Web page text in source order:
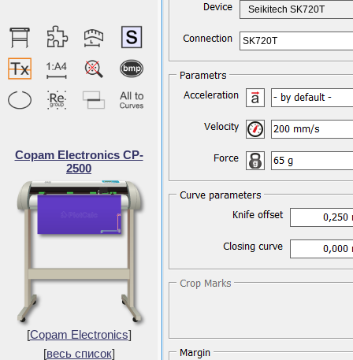
Copam Electronics CP-
2500
[Copam Electronics]
[весь список]
Seikitech SK720T
SK720T